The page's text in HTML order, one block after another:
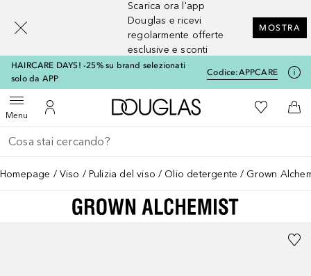
Scarica ora l'app
Douglas e ricevi
regolarmente offerte
esclusive e sconti
MOSTRA
HAIRCARE DAYS! -25% su brand selezionati
solo da APP
Codice:APPCARE
MenuApri menuAl Mio Account
A Douglas HomeAlla Mia
Al
Torna indietro
Esegui ricerca
Homepage Viso Pulizia del viso Olio detergente Grown
[navigation.slideout.screenreader]